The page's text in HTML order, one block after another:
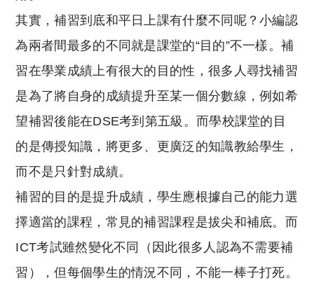
其實，補習到底和平日上課有什麼不同呢？小編認
為兩者間最多的不同就是課堂的“目的”不一樣。補
習在學業成績上有很大的目的性，很多人尋找補習
是為了將自身的成績提升至某一個分數線，例如希
望補習後能在DSE考到第五級。而學校課堂的目
的是傳授知識，將更多、更廣泛的知識教給學生，
而不是只針對成績。
補習的目的是提升成績，學生應根據自己的能力選
擇適當的課程，常見的補習課程是拔尖和補底。而
ICT考試雖然變化不同（因此很多人認為不需要補
習），但每個學生的情況不同，不能一棒子打死。